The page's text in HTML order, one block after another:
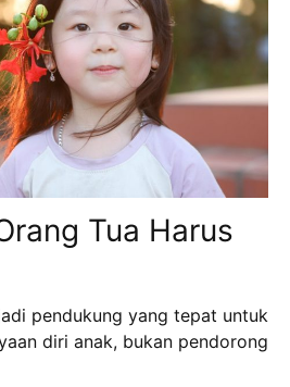
Tua Harus
pendukung yang tepat untuk
diri anak, bukan pendorong